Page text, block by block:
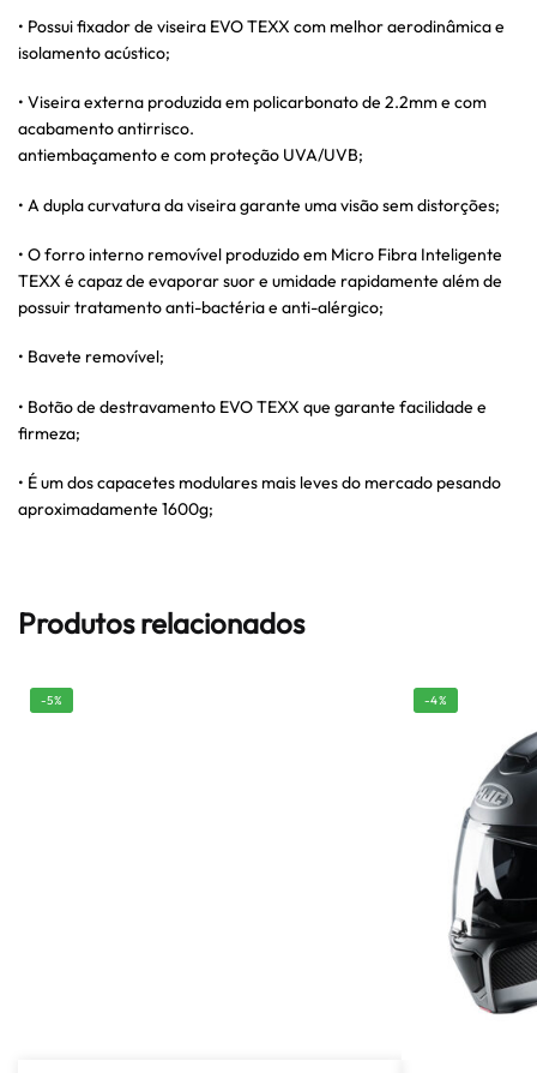
• Possui fixador de viseira EVO TEXX com melhor aerodinâmica e
isolamento acústico;
• Viseira externa produzida em policarbonato de 2.2mm e com
acabamento antirrisco.
antiembaçamento e com proteção UVA/UVB;
• A dupla curvatura da viseira garante uma visão sem distorções;
• O forro interno removível produzido em Micro Fibra Inteligente
TEXX é capaz de evaporar suor e umidade rapidamente além de
possuir tratamento anti-bactéria e anti-alérgico;
• Bavete removível;
• Botão de destravamento EVO TEXX que garante facilidade e
firmeza;
• É um dos capacetes modulares mais leves do mercado pesando
aproximadamente 1600g;
Produtos relacionados
-5% -4%